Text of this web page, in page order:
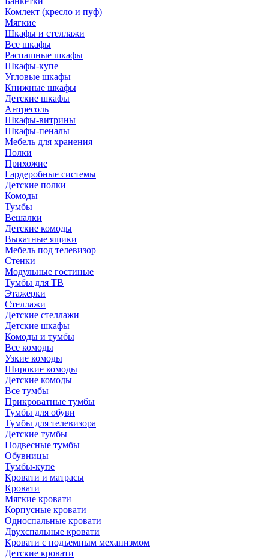
Комлект (кресло и пуф)
Мягкие
Шкафы и стеллажи
Все шкафы
Распашные шкафы
Шкафы-купе
Угловые шкафы
Книжные шкафы
Детские шкафы
Антресоль
Шкафы-витрины
Шкафы-пеналы
Мебель для хранения
Полки
Прихожие
Гардеробные системы
Детские полки
Комоды
Тумбы
Вешалки
Детские комоды
Выкатные ящики
Мебель под телевизор
Стенки
Модульные гостиные
Тумбы для ТВ
Этажерки
Стеллажи
Детские стеллажи
Детские шкафы
Комоды и тумбы
Все комоды
Узкие комоды
Широкие комоды
Детские комоды
Все тумбы
Прикроватные тумбы
Тумбы для обуви
Тумбы для телевизора
Детские тумбы
Подвесные тумбы
Обувницы
Тумбы-купе
Кровати и матрасы
Кровати
Мягкие кровати
Корпусные кровати
Односпальные кровати
Двухспальные кровати
Кровати с подъемным механизмом
Детские кровати